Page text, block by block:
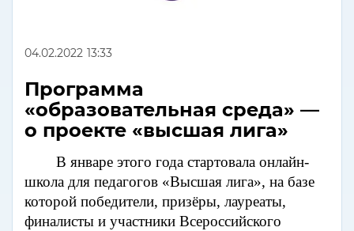
04.02.2022 13:33
Программа
«образовательная среда» —
о проекте «высшая лига»
В январе этого года стартовала онлайн-
школа для педагогов «Высшая лига», на базе
которой победители, призёры, лауреаты,
финалисты и участники Всероссийского